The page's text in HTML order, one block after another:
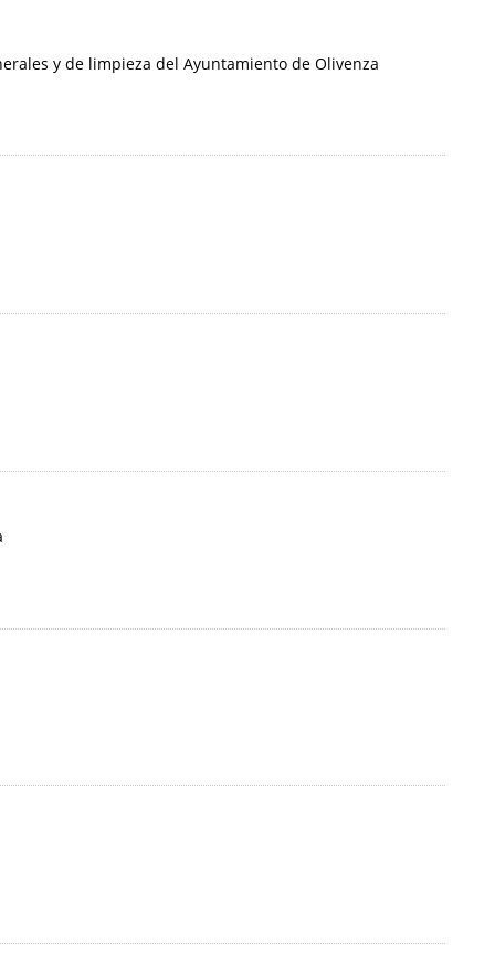
y de limpieza del Ayuntamiento de Olivenza